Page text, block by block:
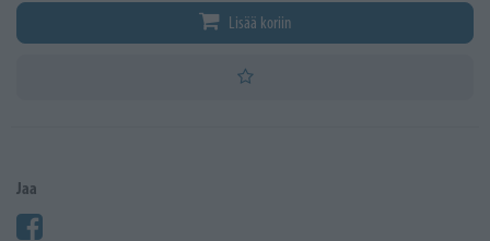
Lisää koriin
Jaa